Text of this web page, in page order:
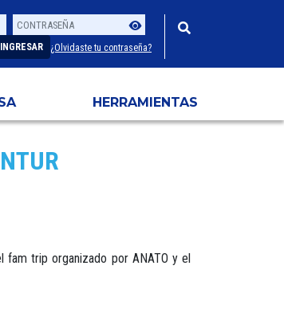
Usuario
Contraseña
INGRESAR ¿Olvidaste tu contraseña?
HERRAMIENTAS
fam trip organizado por ANATO y el